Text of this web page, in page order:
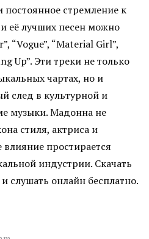
постоянное стремление к
её лучших песен можно
“Vogue”, “Material Girl”,
Up”. Эти треки не только
чартах, но и
след в культурной и
музыки. Мадонна не
стиля, актриса и
простирается
индустрии. Скачать
слушать онлайн бесплатно.